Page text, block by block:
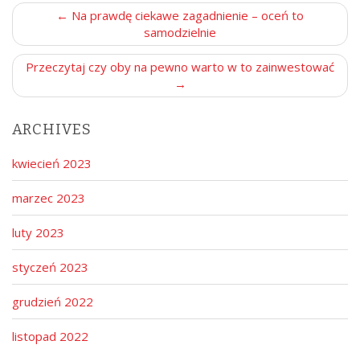
P
o
s
n
v
i
g
a
t
i
o
n
← Na prawdę ciekawe zagadnienie – oceń to
samodzielnie
Przeczytaj czy oby na pewno warto w to zainwestować
→
ARCHIVES
kwiecień 2023
marzec 2023
luty 2023
styczeń 2023
grudzień 2022
listopad 2022